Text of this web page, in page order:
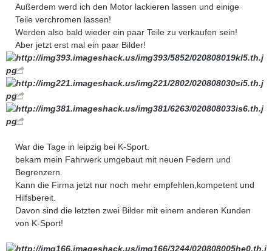
Außerdem werd ich den Motor lackieren lassen und einige
Teile verchromen lassen!
Werden also bald wieder ein paar Teile zu verkaufen sein!
Aber jetzt erst mal ein paar Bilder!
War die Tage in leipzig bei K-Sport.
bekam mein Fahrwerk umgebaut mit neuen Federn und
Begrenzern.
Kann die Firma jetzt nur noch mehr empfehlen,kompetent und
Hilfsbereit.
Davon sind die letzten zwei Bilder mit einem anderen Kunden
von K-Sport!